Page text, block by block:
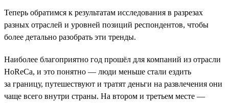
Теперь обратимся к результатам исследования в разрезах
разных отраслей и уровней позиций респондентов, чтобы
более детально разобрать эти тренды.
Наиболее благоприятно год прошёл для компаний из отрасли
HoReCa, и это понятно — люди меньше стали ездить
за границу, путешествуют и тратят деньги на развлечения они
чаще всего внутри страны. На втором и третьем месте —